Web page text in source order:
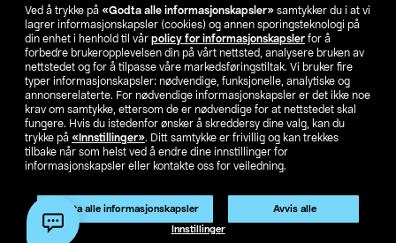
Ved å trykke på «Godta alle informasjonskapsler» samtykker du i at vi
lagrer informasjonskapsler (cookies) og annen sporingsteknologi på
din enhet i henhold til vår policy for informasjonskapsler for å
forbedre brukeropplevelsen din på vårt nettsted, analysere bruken av
nettstedet og for å tilpasse våre markedsføringstiltak. Vi bruker fire
typer informasjonskapsler: nødvendige, funksjonelle, analytiske og
annonserelaterte. For nødvendige informasjonskapsler er det ikke noe
krav om samtykke, ettersom de er nødvendige for at nettstedet skal
fungere. Hvis du istedenfor ønsker å skreddersy dine valg, kan du
trykke på «Innstillinger». Ditt samtykke er frivillig og kan trekkes
tilbake når som helst ved å endre dine innstillinger for
informasjonskapsler eller kontakte oss for veiledning.
Godta alle informasjonskapsler Avvis alle
Innstillinger
Finn din butikk
SE NO FI
Endre til priser ekskl. moms